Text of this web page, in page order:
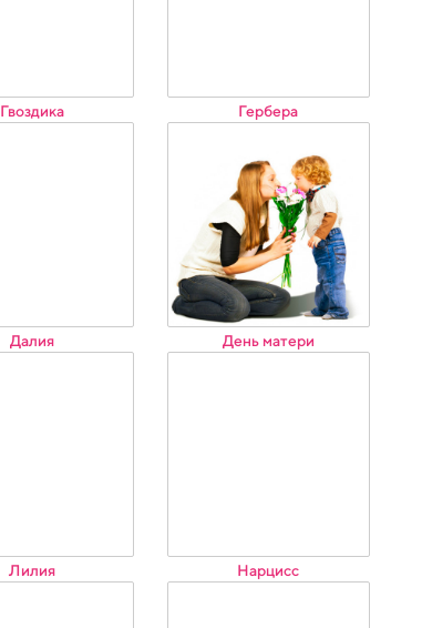
Гвоздика Гербера
Далия День матери
Лилия Нарцисс